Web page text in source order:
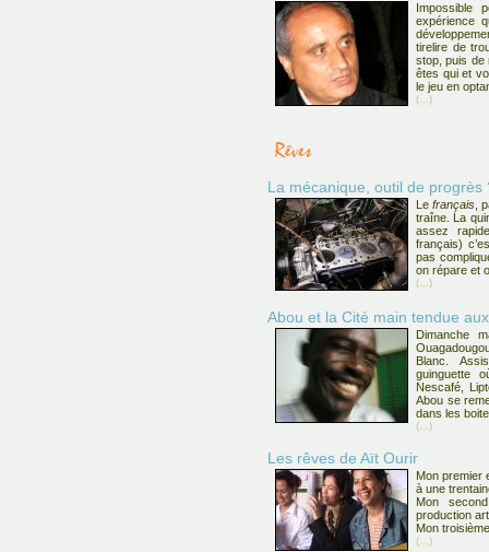
Impossible
expérience
tirelire de
stop, puis de
êtes qui et
le jeu en
(...)
La mécanique, outil de progrès
Lefrançais ,
traîne. La
assez
français)
pas
on répare et
(...)
Abou et la Cité main tendue
Dimanche
Blanc.
guinguette
Nescafé,
Abou se
dans les
(...)
Les rêves de Aït Ourir
Mon premier
à une
Mon
production
Mon
(...)